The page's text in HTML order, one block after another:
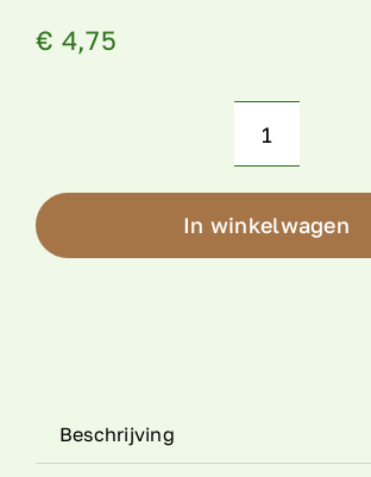
€ 4,75
Hamburger
In winkelwagen
Beschrijving